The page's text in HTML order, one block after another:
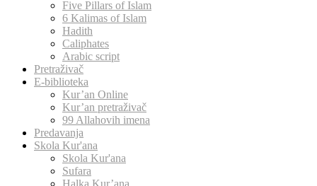
Five Pillars of Islam
6 Kalimas of Islam
Hadith
Caliphates
Arabic script
Pretraživač
E-biblioteka
Kur’an Online
Kur’an pretraživač
99 Allahovih imena
Predavanja
Skola Kur'ana
Skola Kur'ana
Sufara
Halka Kur’ana